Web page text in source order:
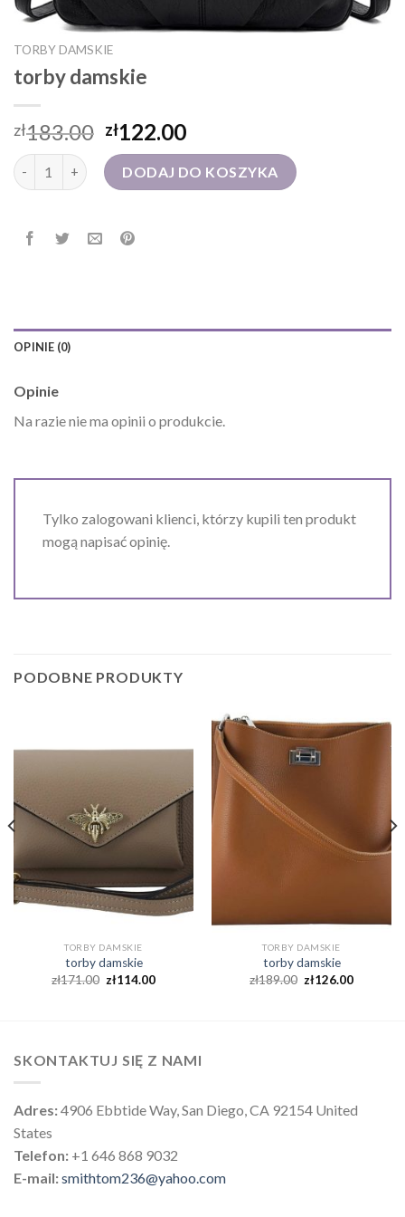
TORBY DAMSKIE
torby damskie
zł183.00 zł122.00
ilość torby damskieDODAJ DO KOSZYKA
OPINIE (0)
Opinie
Na razie nie ma opinii o produkcie.
Tylko zalogowani klienci, którzy kupili ten produkt
mogą napisać opinię.
PODOBNE PRODUKTY
TORBY DAMSKIE
torby damskie
zł171.00 zł114.00
TORBY DAMSKIE
torby damskie
zł189.00 zł126.00
SKONTAKTUJ SIĘ Z NAMI
Adres:4906 Ebbtide Way, San Diego, CA 92154 United
States
Telefon: +1 646 868 9032
E-mail:smithtom236@yahoo.com